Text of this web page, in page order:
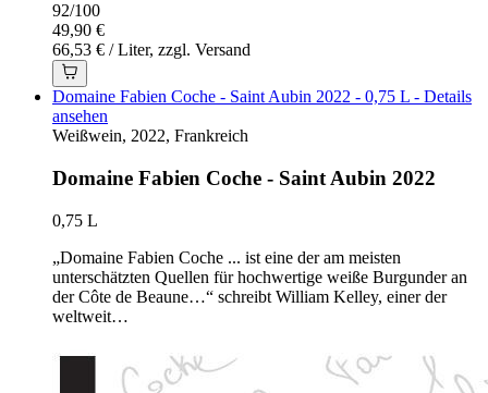
92/100
49,90 €
66,53 € / Liter, zzgl. Versand
Domaine Fabien Coche - Saint Aubin 2022 - 0,75 L - Details
ansehen
Weißwein, 2022, Frankreich
Domaine Fabien Coche - Saint Aubin 2022
0,75 L
„Domaine Fabien Coche ... ist eine der am meisten
unterschätzten Quellen für hochwertige weiße Burgunder an
der Côte de Beaune…“ schreibt William Kelley, einer der
weltweit…